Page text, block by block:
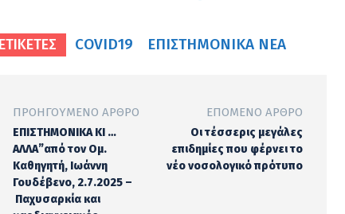
ΕΤΙΚΕΤΕΣ COVID19 ΕΠΙΣΤΗΜΟΝΙΚΆ ΝΈΑ
ΠΡΟΗΓΟΎΜΕΝΟ ΆΡΘΡΟ
ΕΠΙΣΤΗΜΟΝΙΚΑ ΚΙ …
ΑΛΛΑ”από τον Ομ.
Καθηγητή, Ιωάννη
Γουδέβενο, 2.7.2025 –
Παχυσαρκία και
ΕΠΌΜΕΝΟ ΆΡΘΡΟ
Οι τέσσερις μεγάλες
επιδημίες που φέρνει το
νέο νοσολογικό πρότυπο